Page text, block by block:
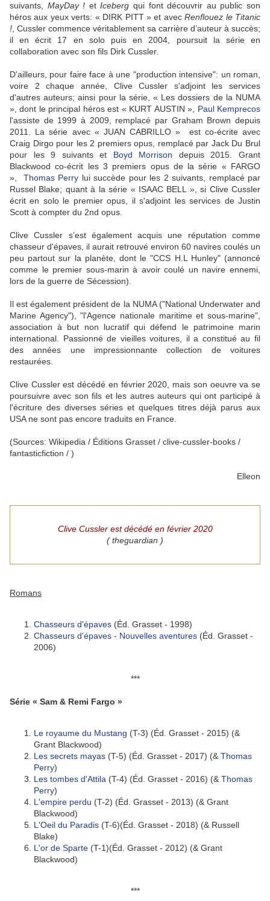
suivants, MayDay ! etIceberg qui font découvrir au public son
héros aux yeux verts: « DIRK PITT » et avecRenflouez le Titanic
! , Cussler commence véritablement sa carrière d’auteur à succès;
il en écrit 17 en solo puis en 2004, poursuit la série en
collaboration avec son fils Dirk Cussler.
D'ailleurs, pour faire face à une "production intensive": un roman,
voire 2 chaque année, Clive Cussler s'adjoint les services
d'autres auteurs; ainsi pour la série, « Les dossiers de la NUMA
», dont le principal héros est « KURT AUSTIN », Paul Kemprecos
l'assiste de 1999 à 2009, remplacé par Graham Brown depuis
2011. La série avec « JUAN CABRILLO »
est co-écrite avec
Craig Dirgo pour les 2 premiers opus, remplacé par Jack Du Brul
pour les 9 suivants et Boyd Morrison depuis 2015. Grant
Blackwood co-écrit les 3 premiers opus de la série « FARGO
», Thomas Perry lui succède pour les 2 suivants, remplacé par
Russel Blake; quant à la série « ISAAC BELL », si Clive Cussler
écrit en solo le premier opus, il s'adjoint les services de Justin
Scott à compter du 2nd opus.
Clive Cussler s’est également acquis une réputation comme
chasseur d'épaves, il aurait retrouvé environ 60 navires coulés un
peu partout sur la planète, dont le "CCS H.L Hunley" (annoncé
comme le premier sous-marin à avoir coulé un navire ennemi,
lors de la guerre de Sécession).
Il est également président de la NUMA ("National Underwater and
Marine Agency"), "l'Agence nationale maritime et sous-marine",
association à but non lucratif qui défend le patrimoine marin
international. Passionné de vieilles voitures, il a constitué au fil
des années une impressionnante collection de voitures
restaurées.
Clive Cussler est décédé en février 2020, mais son oeuvre va se
poursuivre avec son fils et les autres auteurs qui ont participé à
l'écriture des diverses séries et quelques titres déjà parus aux
USA ne sont pas encore traduits en France.
(Sources: Wikipedia / Éditions Grasset / clive-cussler-books /
fantasticfiction / )
Elleon
Clive Cussler est décédé en février 2020
( theguardian )
Romans
Chasseurs d'épaves (Éd. Grasset - 1998)
Chasseurs d'épaves - Nouvelles aventures (Éd. Grasset -
2006)
***
Série « Sam & Remi Fargo »
Le royaume du Mustang (T-3) (Éd. Grasset - 2015) (&
Grant Blackwood)
Les secrets mayas (T-5) (Éd. Grasset - 2017) (& Thomas
Perry)
Les tombes d'Attila (T-4) (Éd. Grasset - 2016) (& Thomas
Perry)
L'empire perdu (T-2) (Éd. Grasset - 2013) (& Grant
Blackwood)
L'Oeil du Paradis (T-6)(Éd. Grasset - 2018) (& Russell
Blake)
L'or de Sparte (T-1)(Éd. Grasset - 2012) (& Grant
Blackwood)
***